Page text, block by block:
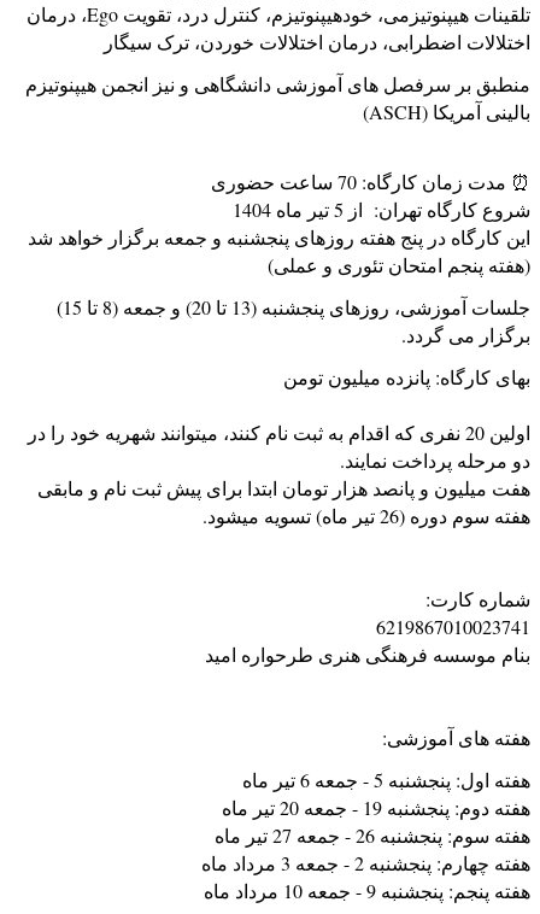
تلقينات هیپنوتیزمی، خودهیپنوتیزم، کنترل درد، تقویت Ego، درمان
اختلالات اضطرابی، درمان اختلالات خوردن، ترک سیگار
منطبق بر سرفصل های آموزشی دانشگاهی و نیز انجمن هیپنوتیزم
بالینی آمریکا (ASCH)
⏰ مدت زمان کارگاه: 70 ساعت حضوری
شروع کارگاه تهران: از 5 تیر ماه 1404
این کارگاه در پنج هفته روزهای پنجشنبه و جمعه برگزار خواهد شد
(هفته پنجم امتحان تئوری و عملی)
جلسات آموزشی، روزهای پنجشنبه (13 تا 20) و جمعه (8 تا 15)
برگزار می گردد.
بهای کارگاه: پانزده میلیون تومن
اولین 20 نفری که اقدام به ثبت نام کنند، میتوانند شهریه خود را در
دو مرحله پرداخت نمایند.
هفت میلیون و پانصد هزار تومان ابتدا برای پیش ثبت نام و مابقی
هفته سوم دوره (26 تیر ماه) تسویه میشود.
شماره کارت:
6219867010023741
بنام موسسه فرهنگی هنری طرحواره امید
هفته های آموزشی:
هفته اول: پنجشنبه 5 - جمعه 6 تیر ماه
هفته دوم: پنجشنبه 19 - جمعه 20 تیر ماه
هفته سوم: پنجشنبه 26 - جمعه 27 تیر ماه
هفته چهارم: پنجشنبه 2 - جمعه 3 مرداد ماه
هفته پنجم: پنجشنبه 9 - جمعه 10 مرداد ماه